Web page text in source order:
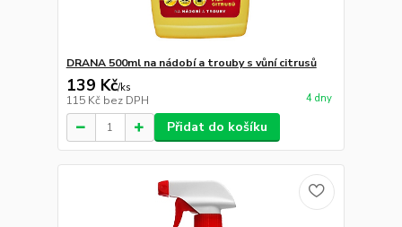
DRANA 500ml na nádobí a trouby s vůní citrusů
139 Kč/ks
115 Kč bez DPH 4 dny
Přidat do košíku